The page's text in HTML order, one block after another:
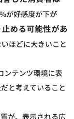
が好感度が下が
める可能性があ
ほどに大きいこと
ンテンツ環境に表
と考えていること
が、表示される広